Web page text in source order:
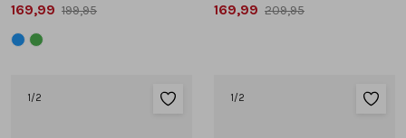
169,99 199,95
169,99 209,95
1 /2 1 /2